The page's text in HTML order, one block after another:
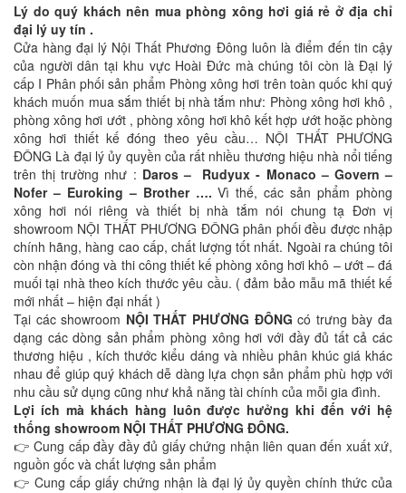
Lý do quý khách nên mua phòng xông hơi giá rẻ ở địa chỉ
đại lý uy tín .
Cửa hàng đại lý Nội Thất Phương Đông luôn là điểm đến tin cậy
của người dân tại khu vực Hoài Đức mà chúng tôi còn là Đại lý
cấp I Phân phối sản phẩm Phòng xông hơi trên toàn quốc khi quý
khách muốn mua sắm thiết bị nhà tắm như: Phòng xông hơi khô ,
phòng xông hơi ướt , phòng xông hơi khô kết hợp ướt hoặc phòng
xông hơi thiết kế đóng theo yêu cầu… NỘI THẤT PHƯƠNG
ĐÔNG Là đại lý ủy quyền của rất nhiều thương hiệu nhà nổi tiếng
trên thị trường như : Daros – Rudyux - Monaco – Govern –
Nofer – Euroking – Brother ….Vì thế, các sản phẩm phòng
xông hơi nói riêng và thiết bị nhà tắm nói chung tạ Đơn vị
showroom NỘI THẤT PHƯƠNG ĐÔNG phân phối đều được nhập
chính hãng, hàng cao cấp, chất lượng tốt nhất. Ngoài ra chúng tôi
còn nhận đóng và thi công thiết kế phòng xông hơi khô – ướt – đá
muối tại nhà theo kích thước yêu cầu. ( đảm bảo mẫu mã thiết kế
mới nhất – hiện đại nhất )
Tại các showroom NỘI THẤT PHƯƠNG ĐÔNG có trưng bày đa
dạng các dòng sản phẩm phòng xông hơi với đầy đủ tất cả các
thương hiệu , kích thước kiểu dáng và nhiều phân khúc giá khác
nhau để giúp quý khách dễ dàng lựa chọn sản phẩm phù hợp với
nhu cầu sử dụng cũng như khả năng tài chính của mỗi gia đình.
Lợi ích mà khách hàng luôn được hưởng khi đến với hệ
thống showroom NỘI THẤT PHƯƠNG ĐÔNG.
👉 Cung cấp đầy đầy đủ giấy chứng nhận liên quan đến xuất xứ,
nguồn gốc và chất lượng sản phẩm
👉 Cung cấp giấy chứng nhận là đại lý ủy quyền chính thức của